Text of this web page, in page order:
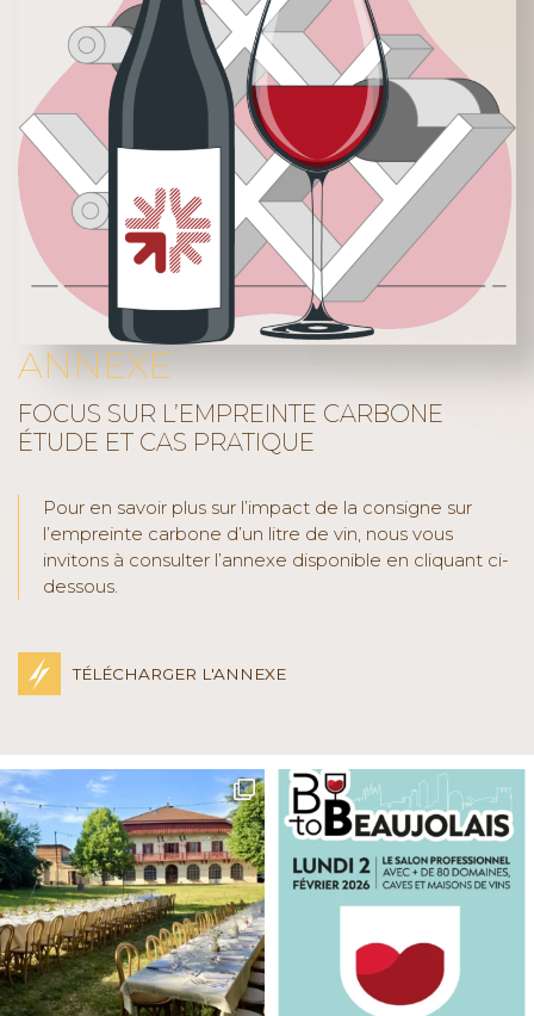
ANNEXE
FOCUS SUR L’EMPREINTE CARBONE
ÉTUDE ET CAS PRATIQUE
Pour en savoir plus sur l’impact de la consigne sur
l’empreinte carbone d’un litre de vin, nous vous
invitons à consulter l’annexe disponible en cliquant ci-
dessous.
TÉLÉCHARGER L'ANNEXE